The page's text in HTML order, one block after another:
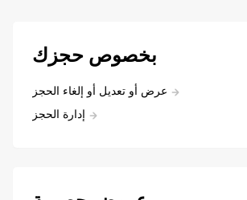
بخصوص حجزك
عرض أو تعديل أو إلغاء الحجز
إدارة الحجز